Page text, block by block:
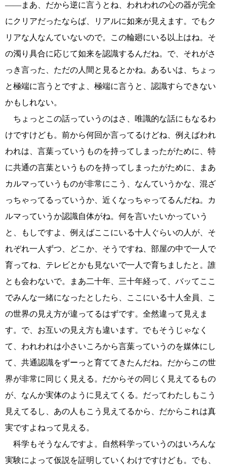
――まあ、だから逆に言うとね、われわれの心の器が完全
にクリアだったならば、リアルに如来が見えます。でもク
リアな人なんていないので。この輪廻にいる以上はね。そ
の濁り具合に応じて如来を認識するんだね。で、それがさ
っき言った、ただの人間と見るとかね。あるいは、ちょっ
と極端に言うとですよ、極端に言うと、認識すらできない
かもしれない。
ちょっとこの話っていうのはさ、唯識的な話にもなるわ
けですけども。前から何回か言ってるけどね、例えばわれ
われは、言葉っていうものを持ってしまったがために、特
に共通の言葉というものを持ってしまったがために、まあ
カルマっていうものが非常にこう、なんていうかな、混ざ
っちゃってるっていうか、近くなっちゃってるんだね。カ
ルマっていうか認識自体がね。何を言いたいかっていう
と、もしですよ、例えばここにいる十人ぐらいの人が、そ
れぞれ一人ずつ、どこか、そうですね、部屋の中で一人で
育ってね、テレビとかも見ないで一人で育ちましたと。誰
とも会わないで。まあ二十年、三十年経って、バッてここ
でみんな一緒になったとしたら、ここにいる十人全員、こ
の世界の見え方が違ってるはずです。全然違って見えま
す。で、お互いの見え方も違います。でもそうじゃなく
て、われわれは小さいころから言葉っていうのを媒体にし
て、共通認識をずーっと育ててきたんだね。だからこの世
界が非常に同じく見える。だからその同じく見えてるもの
が、なんか実体のように見えてくる。だってわたしもこう
見えてるし、あの人もこう見えてるから、だからこれは真
実ですよねって見える。
科学もそうなんですよ。自然科学っていうのはいろんな
実験によって仮説を証明していくわけですけども。でも、